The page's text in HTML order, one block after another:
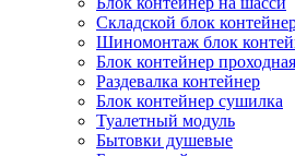
Складской блок
Шиномонтаж блок
Блок контейнер проходная
Раздевалка контейнер
Блок контейнер сушилка
Туалетный модуль
Бытовки душевые